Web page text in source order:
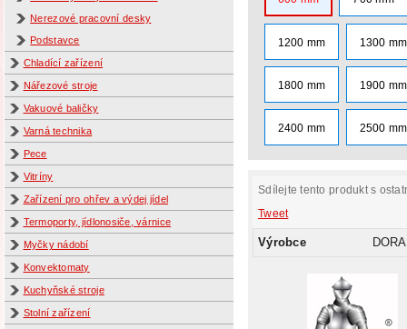
Nerezové pracovní desky
Podstavce
Chladící zařízení
Nářezové stroje
Vakuové baličky
Varná technika
Pece
Vitríny
Zařízení pro ohřev a výdej jídel
Termoporty, jídlonosiče, várnice
Myčky nádobí
Konvektomaty
Kuchyňské stroje
Stolní zařízení
1200 mm 1300 mm
1800 mm 1900 mm
2400 mm 2500 mm
Sdílejte tento produkt s
Tweet
Výrobce